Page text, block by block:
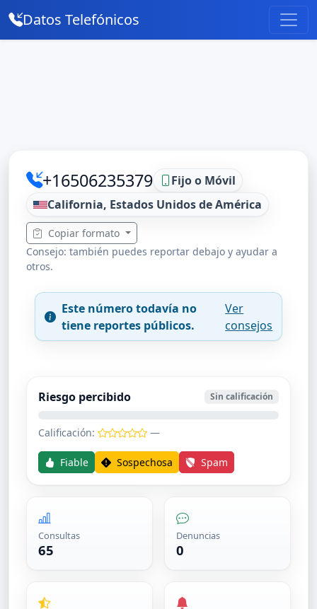
Datos Telefónicos
+16506235379
Fijo o Móvil
California, Estados Unidos de América
Copiar formato
Consejo: también puedes reportar debajo y ayudar a
otros.
Este número todavía no
tiene reportes públicos.
Ver
consejos
Riesgo percibido Sin calificación
Calificación: —
Fiable Sospechosa Spam
Consultas
65
Denuncias
0